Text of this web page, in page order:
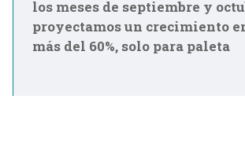
los meses de septiembre y
proyectamos un crecimiento
más del 60%, solo para paleta